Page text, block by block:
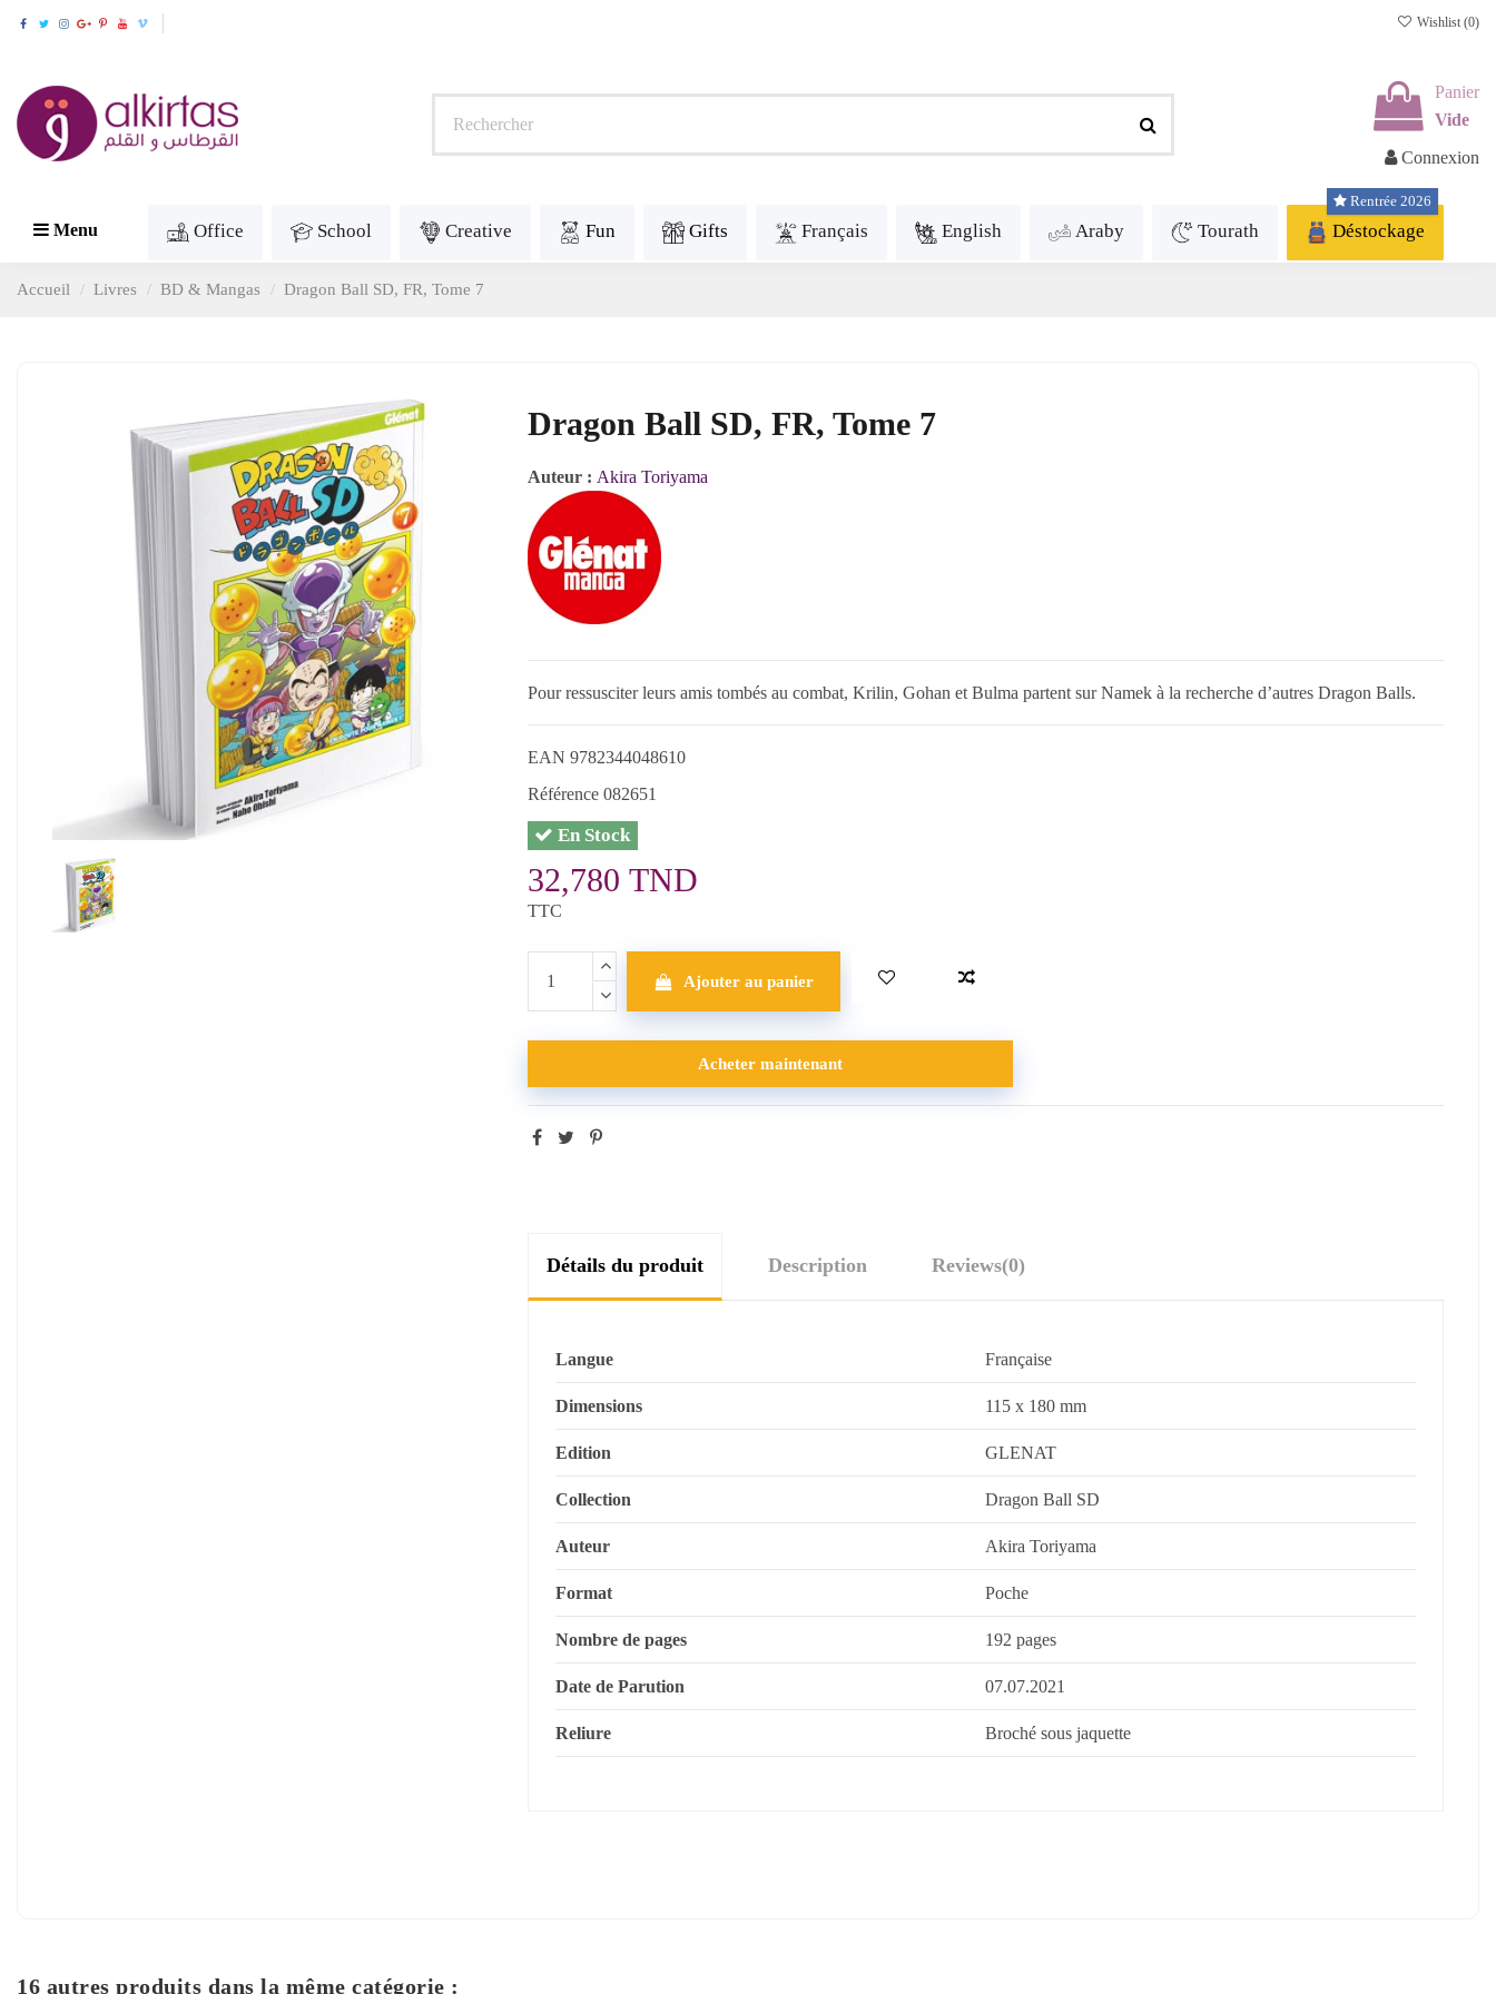
Wishlist (0)
Panier
Vide
Connexion
Menu Office School Creative Fun Gifts Français English Araby Tourath Déstockage
Rentrée 2026
Accueil Livres BD & Mangas Dragon Ball SD, FR, Tome 7
Dragon Ball SD, FR, Tome 7
Auteur : Akira Toriyama
Pour ressusciter leurs amis tombés au combat, Krilin, Gohan et Bulma partent sur Namek à la recherche d’autres Dragon Balls.
EAN 9782344048610
Référence 082651
En Stock
32,780 TND
TTC
Ajouter au panier
Acheter maintenant
Détails du produit Description Reviews(0)
Langue Française
Dimensions 115 x 180 mm
Edition GLENAT
Collection Dragon Ball SD
Auteur Akira Toriyama
Format Poche
Nombre de pages 192 pages
Date de Parution 07.07.2021
Reliure Broché sous jaquette
16 autres produits dans la même catégorie :